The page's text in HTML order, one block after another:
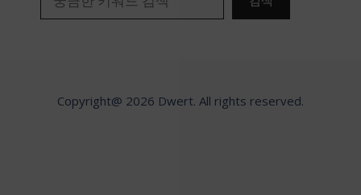
Copyright@ 2026 Dwert. All rights reserved.